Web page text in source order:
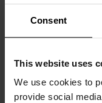
Consent
This website uses
We use cookies to
provide social
Flexibele pasvorm
Ideaal voor
Materiaal: 94%